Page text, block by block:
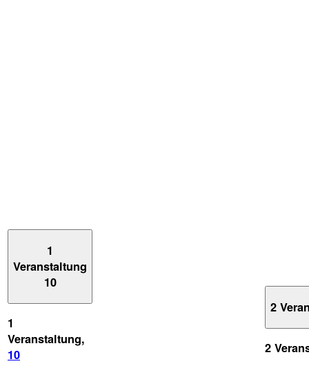
1
Veranstaltung
10
1
Veranstaltung,
10
2
2